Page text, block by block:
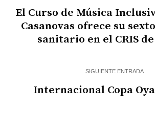
El Curso de Música
Casanovas ofrece su
sanitario en el CRIS
SIGUIENTE ENTRADA
Internacional Copa